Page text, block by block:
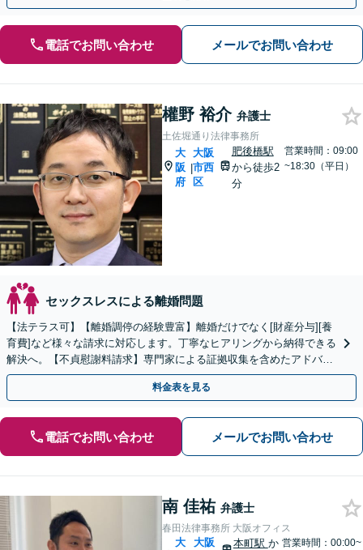
電話でお問い合わせ メールでお問い合わせ
權野 裕介 弁護士
土佐堀通り法律事務所
大
阪
府
|
大阪
市西
区
肥後橋駅
から徒歩2
分
営業時間：09:00
~18:30（平日）
セックスレスによる離婚問題
【法テラス可】【離婚調停の経験豊富】離婚だけでなく[財産分与][養
育費]など様々な請求に対応します。丁寧なヒアリングから納得できる
解決へ。【不貞慰謝料請求】専門家による証拠収集を含めたアドバイ
スも【肥後橋駅徒歩2分】【初回面談60分無料】
料金表を見る
電話でお問い合わせ メールでお問い合わせ
南 佳祐 弁護士
春田法律事務所 大阪オフィス
大
大阪
本町駅 か 営業時間：00:00~